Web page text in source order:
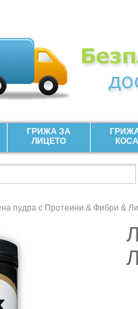
ГРИЖА ЗА
ЛИЦЕТО
пудра с Протеини & Фибри &